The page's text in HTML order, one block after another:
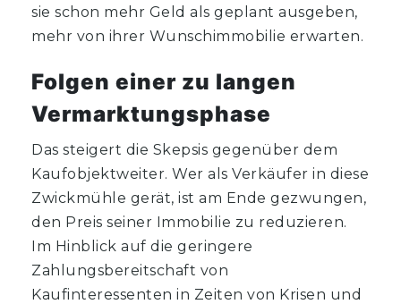
sie schon mehr Geld als geplant ausgeben,
mehr von ihrer Wunschimmobilie erwarten.
Folgen einer zu langen
Vermarktungsphase
Das steigert die Skepsis gegenüber dem
Kaufobjektweiter. Wer als Verkäufer in diese
Zwickmühle gerät, ist am Ende gezwungen,
den Preis seiner Immobilie zu reduzieren.
Im Hinblick auf die geringere
Zahlungsbereitschaft von
Kaufinteressenten in Zeiten von Krisen und